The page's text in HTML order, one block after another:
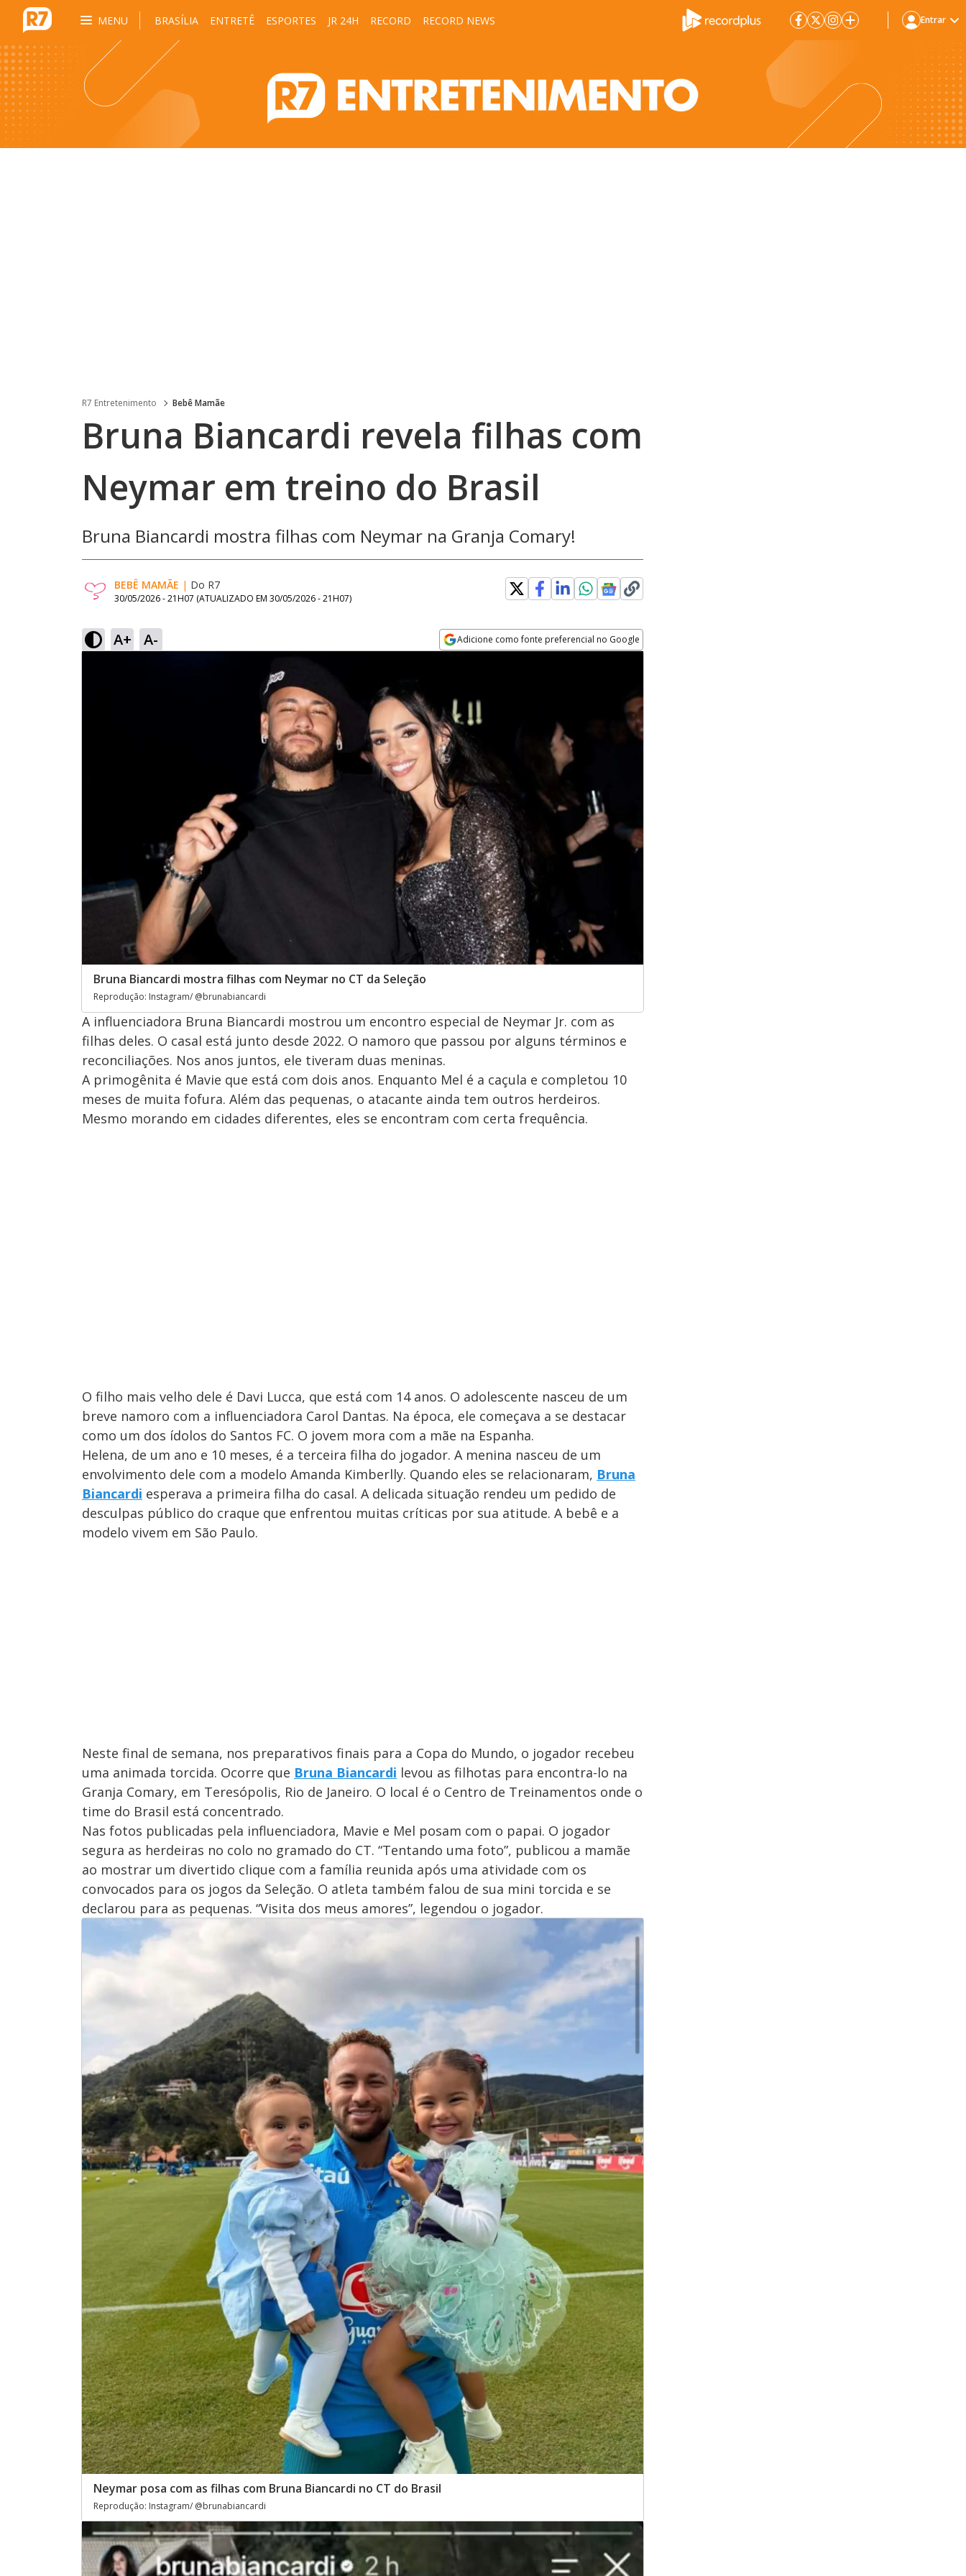
MENU BRASÍLIA ENTRETÊ ESPORTES JR 24H RECORD RECORD NEWS Entrar
R7 Entretenimento Bebê Mamãe
Bruna Biancardi revela filhas com
Neymar em treino do Brasil
Bruna Biancardi mostra filhas com Neymar na Granja Comary!
BEBÊ MAMÃE | Do R7
30/05/2026 - 21H07 (ATUALIZADO EM 30/05/2026 - 21H07)
A+ A- Adicione como fonte preferencial no Google
Bruna Biancardi mostra filhas com Neymar no CT da Seleção
Reprodução: Instagram/ @brunabiancardi
A influenciadora Bruna Biancardi mostrou um encontro especial de Neymar Jr. com as
filhas deles. O casal está junto desde 2022. O namoro que passou por alguns términos e
reconciliações. Nos anos juntos, ele tiveram duas meninas.
A primogênita é Mavie que está com dois anos. Enquanto Mel é a caçula e completou 10
meses de muita fofura. Além das pequenas, o atacante ainda tem outros herdeiros.
Mesmo morando em cidades diferentes, eles se encontram com certa frequência.
O filho mais velho dele é Davi Lucca, que está com 14 anos. O adolescente nasceu de um
breve namoro com a influenciadora Carol Dantas. Na época, ele começava a se destacar
como um dos ídolos do Santos FC. O jovem mora com a mãe na Espanha.
Helena, de um ano e 10 meses, é a terceira filha do jogador. A menina nasceu de um
envolvimento dele com a modelo Amanda Kimberlly. Quando eles se relacionaram, Bruna
Biancardi esperava a primeira filha do casal. A delicada situação rendeu um pedido de
desculpas público do craque que enfrentou muitas críticas por sua atitude. A bebê e a
modelo vivem em São Paulo.
Neste final de semana, nos preparativos finais para a Copa do Mundo, o jogador recebeu
uma animada torcida. Ocorre que Bruna Biancardi levou as filhotas para encontra-lo na
Granja Comary, em Teresópolis, Rio de Janeiro. O local é o Centro de Treinamentos onde o
time do Brasil está concentrado.
Nas fotos publicadas pela influenciadora, Mavie e Mel posam com o papai. O jogador
segura as herdeiras no colo no gramado do CT. “Tentando uma foto”, publicou a mamãe
ao mostrar um divertido clique com a família reunida após uma atividade com os
convocados para os jogos da Seleção. O atleta também falou de sua mini torcida e se
declarou para as pequenas. “Visita dos meus amores”, legendou o jogador.
Neymar posa com as filhas com Bruna Biancardi no CT do Brasil
Reprodução: Instagram/ @brunabiancardi